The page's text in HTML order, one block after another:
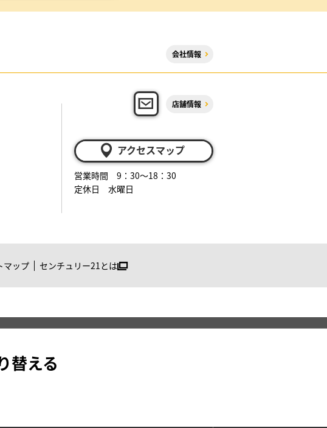
会社情報
店舗情報
アクセスマップ
営業時間 9：30～18：30
定休日 水曜日
マップ センチュリー21とは
替える